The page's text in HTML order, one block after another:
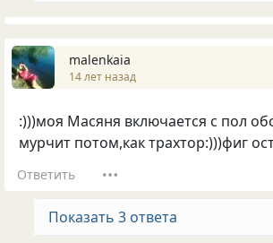
malenkaia
14 лет назад
:)))моя Масяня включается с пол
мурчит потом,как трахтор:)))фиг
Ответить
Показать 3 ответа